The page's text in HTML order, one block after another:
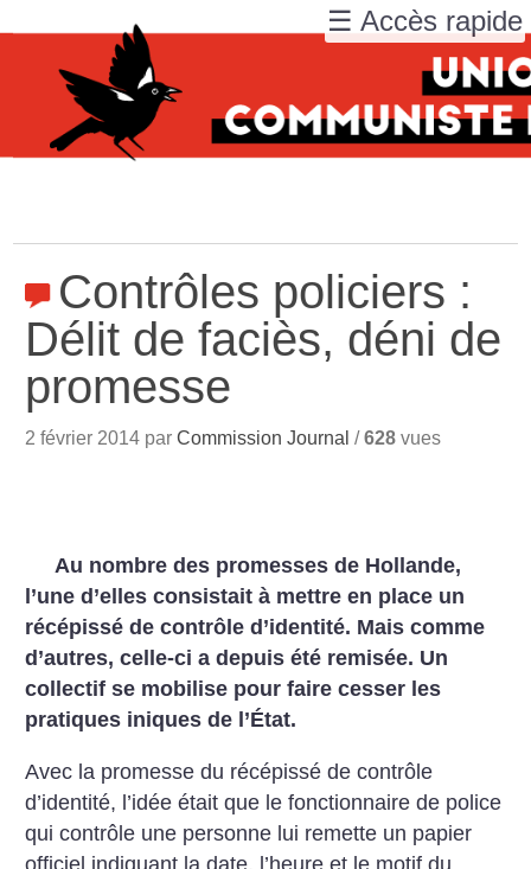
Contrôles policiers :
Délit de faciès, déni de
promesse
2 février 2014 parCommission Journal /628 vues
Au nombre des promesses de Hollande,
l’une d’elles consistait à mettre en place un
récépissé de contrôle d’identité. Mais comme
d’autres, celle-ci a depuis été remisée. Un
collectif se mobilise pour faire cesser les
pratiques iniques de l’État.
Avec la promesse du récépissé de contrôle
d’identité, l’idée était que le fonctionnaire de police
qui contrôle une personne lui remette un papier
officiel indiquant la date, l’heure et le motif du
☰ Accès rapide